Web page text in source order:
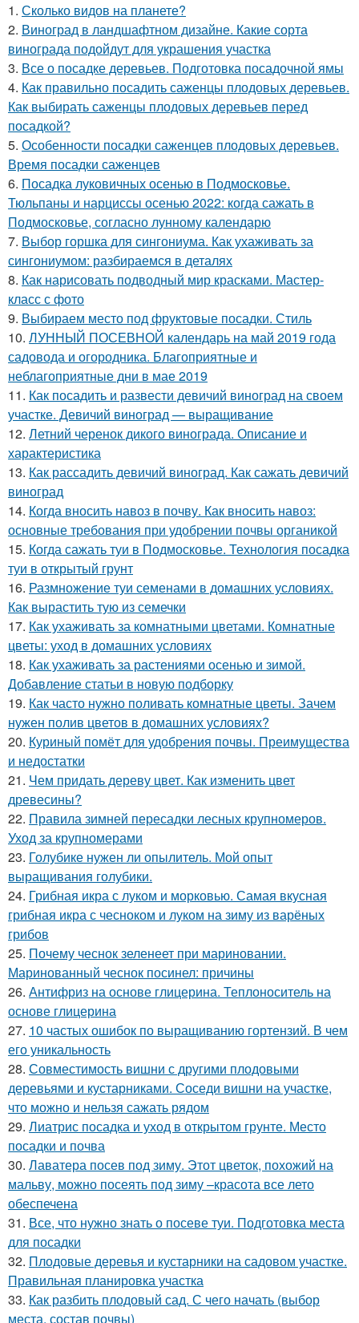
1. Сколько видов на планете?
2. Виноград в ландшафтном дизайне. Какие сорта
винограда подойдут для украшения участка
3. Все о посадке деревьев. Подготовка посадочной ямы
4. Как правильно посадить саженцы плодовых деревьев.
Как выбирать саженцы плодовых деревьев перед
посадкой?
5. Особенности посадки саженцев плодовых деревьев.
Время посадки саженцев
6. Посадка луковичных осенью в Подмосковье.
Тюльпаны и нарциссы осенью 2022: когда сажать в
Подмосковье, согласно лунному календарю
7. Выбор горшка для сингониума. Как ухаживать за
сингониумом: разбираемся в деталях
8. Как нарисовать подводный мир красками. Мастер-
класс с фото
9. Выбираем место под фруктовые посадки. Стиль
10. ЛУННЫЙ ПОСЕВНОЙ календарь на май 2019 года
садовода и огородника. Благоприятные и
неблагоприятные дни в мае 2019
11. Как посадить и развести девичий виноград на своем
участке. Девичий виноград — выращивание
12. Летний черенок дикого винограда. Описание и
характеристика
13. Как рассадить девичий виноград. Как сажать девичий
виноград
14. Когда вносить навоз в почву. Как вносить навоз:
основные требования при удобрении почвы органикой
15. Когда сажать туи в Подмосковье. Технология посадка
туи в открытый грунт
16. Размножение туи семенами в домашних условиях.
Как вырастить тую из семечки
17. Как ухаживать за комнатными цветами. Комнатные
цветы: уход в домашних условиях
18. Как ухаживать за растениями осенью и зимой.
Добавление статьи в новую подборку
19. Как часто нужно поливать комнатные цветы. Зачем
нужен полив цветов в домашних условиях?
20. Куриный помёт для удобрения почвы. Преимущества
и недостатки
21. Чем придать дереву цвет. Как изменить цвет
древесины?
22. Правила зимней пересадки лесных крупномеров.
Уход за крупномерами
23. Голубике нужен ли опылитель. Мой опыт
выращивания голубики.
24. Грибная икра с луком и морковью. Самая вкусная
грибная икра с чесноком и луком на зиму из варёных
грибов
25. Почему чеснок зеленеет при мариновании.
Маринованный чеснок посинел: причины
26. Антифриз на основе глицерина. Теплоноситель на
основе глицерина
27. 10 частых ошибок по выращиванию гортензий. В чем
его уникальность
28. Совместимость вишни с другими плодовыми
деревьями и кустарниками. Соседи вишни на участке,
что можно и нельзя сажать рядом
29. Лиатрис посадка и уход в открытом грунте. Место
посадки и почва
30. Лаватера посев под зиму. Этот цветок, похожий на
мальву, можно посеять под зиму –красота все лето
обеспечена
31. Все, что нужно знать о посеве туи. Подготовка места
для посадки
32. Плодовые деревья и кустарники на садовом участке.
Правильная планировка участка
33. Как разбить плодовый сад. С чего начать (выбор
места, состав почвы)